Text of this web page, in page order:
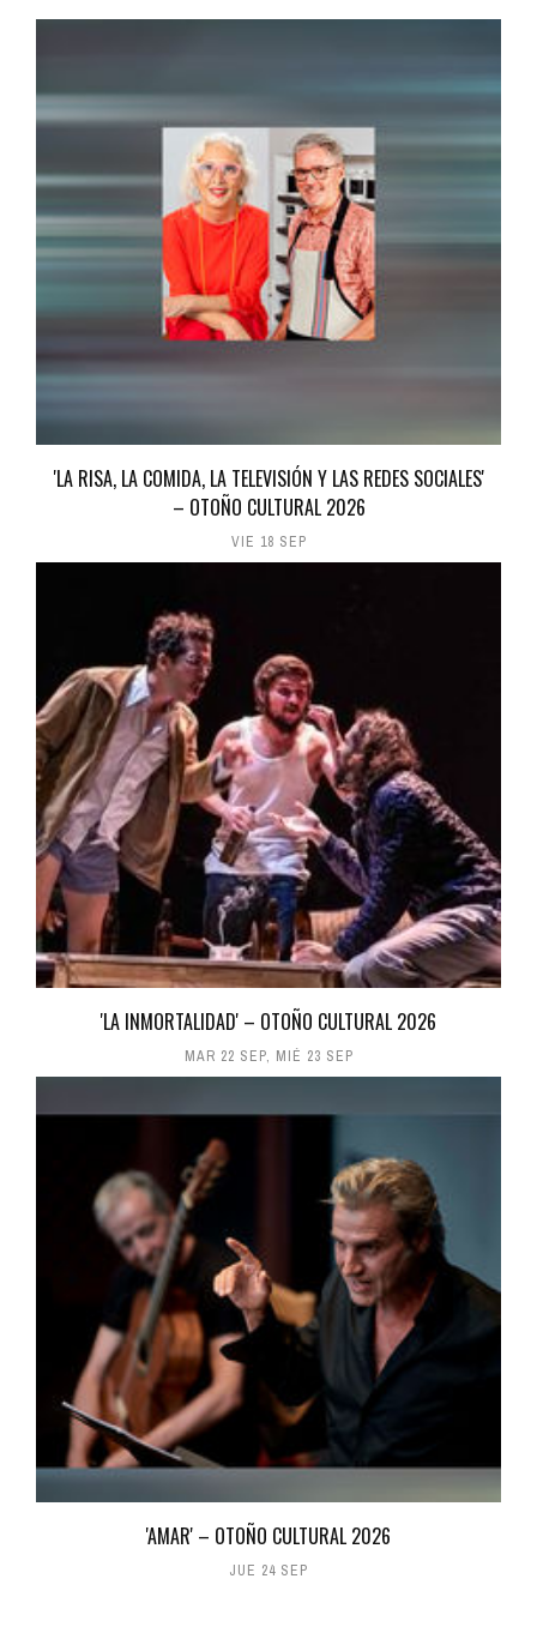
'LA RISA, LA COMIDA, LA TELEVISIÓN Y LAS REDES SOCIALES'
– OTOÑO CULTURAL 2026
VIE 18 SEP
'LA INMORTALIDAD' – OTOÑO CULTURAL 2026
MAR 22 SEP, MIÉ 23 SEP
'AMAR' – OTOÑO CULTURAL 2026
JUE 24 SEP